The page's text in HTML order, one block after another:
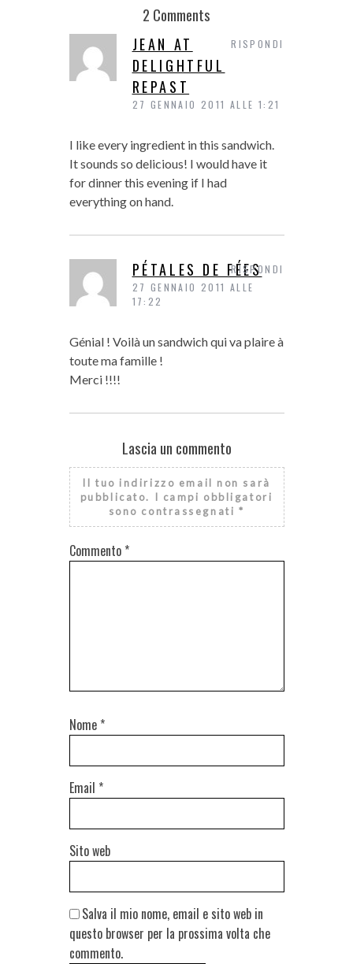
2 Comments
JEAN AT
DELIGHTFUL
REPAST
27 GENNAIO 2011 ALLE 1:21
I like every ingredient in this sandwich.
It sounds so delicious! I would have it
for dinner this evening if I had
everything on hand.
RISPONDI
PÉTALES DE FÉES
27 GENNAIO 2011 ALLE
17:22
Génial ! Voilà un sandwich qui va plaire à
toute ma famille !
Merci !!!!
RISPONDI
Lascia un commento
Il tuo indirizzo email non sarà
pubblicato.
I campi obbligatori
sono contrassegnati *
Commento *
Nome *
Email *
Sito web
Salva il mio nome, email e sito web in
questo browser per la prossima volta che
commento.